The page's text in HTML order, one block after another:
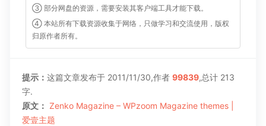
③ 部分网盘的资源，需要安装其客户端工具才能下载。
④ 本站所有下载资源收集于网络，只做学习和交流使用，版权
归原作者所有。
提示： 这篇文章发布于 2011/11/30,作者 99839,总计 213
字.
原文： Zenko Magazine – WPzoom Magazine themes |
爱壹主题